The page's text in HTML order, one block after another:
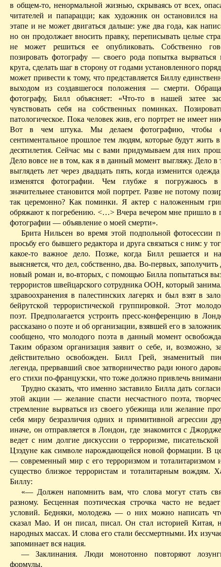
в общем-то, ненормальной жизнью, скрываясь от всех,
читателей и папарацци; как художник он остановился на
этапе и не может двигаться дальше: уже два года, как
но он продолжает вносить правку, переписывать целые
не может решиться ее опубликовать. Собственно
позировать фотографу — своего рода попытка вырваться
круга, сделать шаг в сторону от годами установленного
может привести к тому, что представляется Биллу
выходом из создавшегося положения — смерти.
фотографу, Билл объясняет: «Что-то в нашей затее
чувствовать себя на собственных поминках.
патологическое. Пока человек жив, его портрет не имеет
Вот в чем штука. Мы делаем фотографию, чтобы
сентиментальное прошлое тем людям, которые будут жить
десятилетия. Сейчас мы с вами придумываем для них
Дело вовсе не в том, как я в данный момент выгляжу. Дело в
выглядеть лет через двадцать пять, когда изменится
изменятся фотографии. Чем глубже я погружаюсь
значительнее становится мой портрет. Разве не потому
так церемонно? Как поминки. Я актер с наложенным
обряжают к погребению. <…> Вчера вечером мне пришло в
фотографии — объявление о моей смерти».
БритаНильсен во время этой подпольнойфотосессии
просьбу его бывшего редактора и друга связаться с ним: у
какое-то важное дело. Позже, когда Билл решается и
выясняется, что дел, собственно, два. Во-первых, заполучить
новый роман и, во-вторых, с помощью Билла попытаться
террористов швейцарского сотрудника ООН, который
здравоохранения в палестинских лагерях и был взят в
бейрутской террористической группировкой. Этот
поэт. Предполагается устроить пресс-конференцию в
рассказано о поэте и об организации, взявшей его в
сообщено, что молодого поэта в данный момент
Таким образоморганизация заявит о себе, и, возможно,
действительно освобожден. Билл Грей, знаменитый
легенда, прервавший свое затворничество ради юного
его стихи по-французски, что тоже должно привлечь
Трудно сказать, что именно заставило Билла дать
этой акции — желание спасти несчастного поэта,
стремление вырваться из своего убежища или желание
себя миру безразличия одних и примитивной агрессии
иначе, он отправляется в Лондон, где знакомится с
ведет с ним долгие дискуссии о терроризме,
Цзэдуне как символе нарождающейся новой формации. В
— современный мир с его терроризмом и тоталитаризмом
существо близкое террористам и тоталитарным вождям.
Биллу:
«— Должен напомнить вам, что слова могут стать
разному. Бесценная поэтическая строчка часто не
условий. Бедняки, молодежь — о них можно написать
сказал Мао. И он писал, писал. Он стал историей Китая,
народных массах. И слова его стали бессмертными. Их
запоминает вся нация.
— Заклинания. Люди монотонно повторяют
формулы.